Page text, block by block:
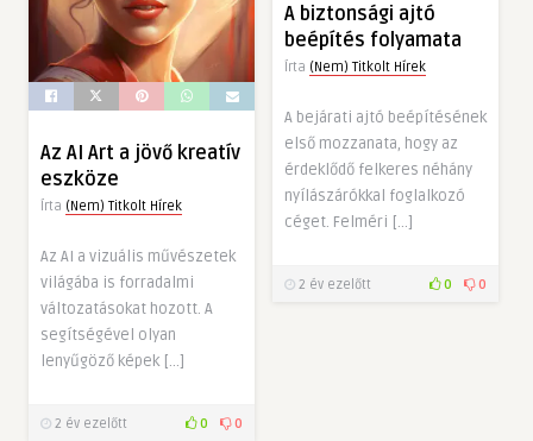
A biztonsági ajtó
beépítés folyamata
Írta (Nem) Titkolt Hírek
A bejárati ajtó beépítésének
első mozzanata, hogy az
érdeklődő felkeres néhány
nyílászárókkal foglalkozó
céget. Felméri […]
2 év ezelőtt 0 0
Az AI Art a jövő kreatív
eszköze
Írta (Nem) Titkolt Hírek
Az AI a vizuális művészetek
világába is forradalmi
változatásokat hozott. A
segítségével olyan
lenyűgöző képek […]
2 év ezelőtt 0 0